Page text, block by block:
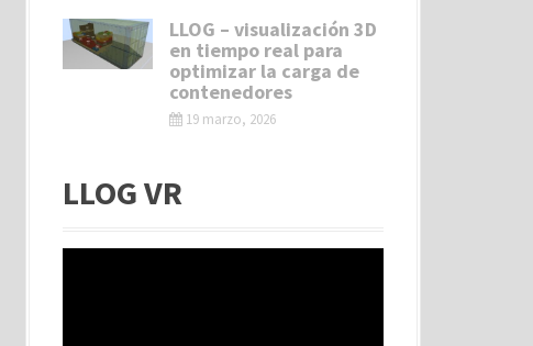
LLOG – visualización 3D
en tiempo real para
optimizar la carga de
contenedores
19 marzo, 2026
LLOG VR